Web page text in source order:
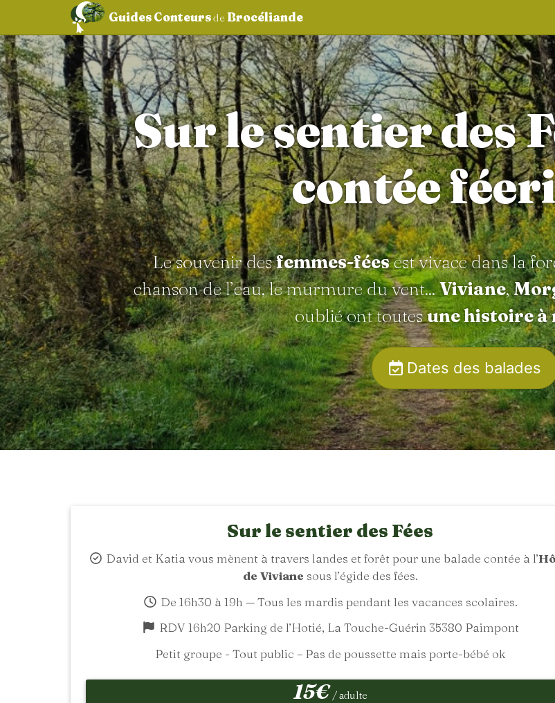
aller au contenu
Guides Conteursde Brocéliande
Sur le sentier des
contée
Le souvenir desfemmes-féesest vivace dans la
chanson de l’eau, le murmure du vent...Viviane,
oublié ont toutesune histoire
Dates des balades
Sur le sentier des Fées
David et Katia vous mènent à travers landes et forêt pour une balade contée à l’
de Viviane sous l’égide des fées.
De 16h30 à 19h — Tous les mardis pendant les vacances scolaires.
RDV 16h20 Parking de l’Hotié, La Touche-Guérin 35380 Paimpont
Petit groupe - Tout public – Pas de poussette mais porte-bébé ok
15€ / adulte